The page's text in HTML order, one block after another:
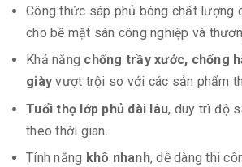
Công thức sáp phủ bóng chất lượng
cho bề mặt sàn công nghiệp và
Khả năng chống trầy xước, chống
giày vượt trội so với các sản phẩm
Tuổi thọ lớp phủ dài lâu, duy trì độ
theo thời gian.
Tính năng khô nhanh, dễ dàng thi